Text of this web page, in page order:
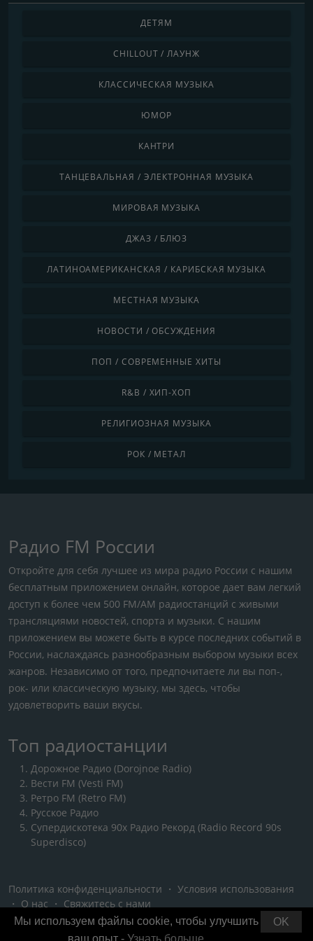
ДЕТЯМ
CHILLOUT / ЛАУНЖ
КЛАССИЧЕСКАЯ МУЗЫКА
ЮМОР
КАНТРИ
ТАНЦЕВАЛЬНАЯ / ЭЛЕКТРОННАЯ МУЗЫКА
МИРОВАЯ МУЗЫКА
ДЖАЗ / БЛЮЗ
ЛАТИНОАМЕРИКАНСКАЯ / КАРИБСКАЯ МУЗЫКА
МЕСТНАЯ МУЗЫКА
НОВОСТИ / ОБСУЖДЕНИЯ
ПОП / СОВРЕМЕННЫЕ ХИТЫ
R&B / ХИП-ХОП
РЕЛИГИОЗНАЯ МУЗЫКА
РОК / МЕТАЛ
Радио FM России
Откройте для себя лучшее из мира радио России с нашим
бесплатным приложением онлайн, которое дает вам легкий
доступ к более чем 500 FM/AM радиостанций с живыми
трансляциями новостей, спорта и музыки. С нашим
приложением вы можете быть в курсе последних событий в
России, наслаждаясь разнообразным выбором музыки всех
жанров. Независимо от того, предпочитаете ли вы поп-,
рок- или классическую музыку, мы здесь, чтобы
удовлетворить ваши вкусы.
Топ радиостанции
Дорожное Радио (Dorojnoe Radio)
Вести FM (Vesti FM)
Ретро FM (Retro FM)
Русское Радио
Супердискотека 90х Радио Рекорд (Radio Record 90s
Superdisco)
Политика конфиденциальности ・ Условия использования
・ О нас ・ Свяжитесь с нами
OK
Мы используем файлы cookie, чтобы улучшить
ваш опыт - Узнать больше